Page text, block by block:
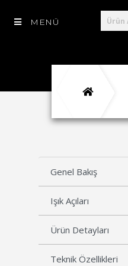
MENÜ
Genel Bakış
Işık Açıları
Ürün Detayları
Teknik Özellikleri